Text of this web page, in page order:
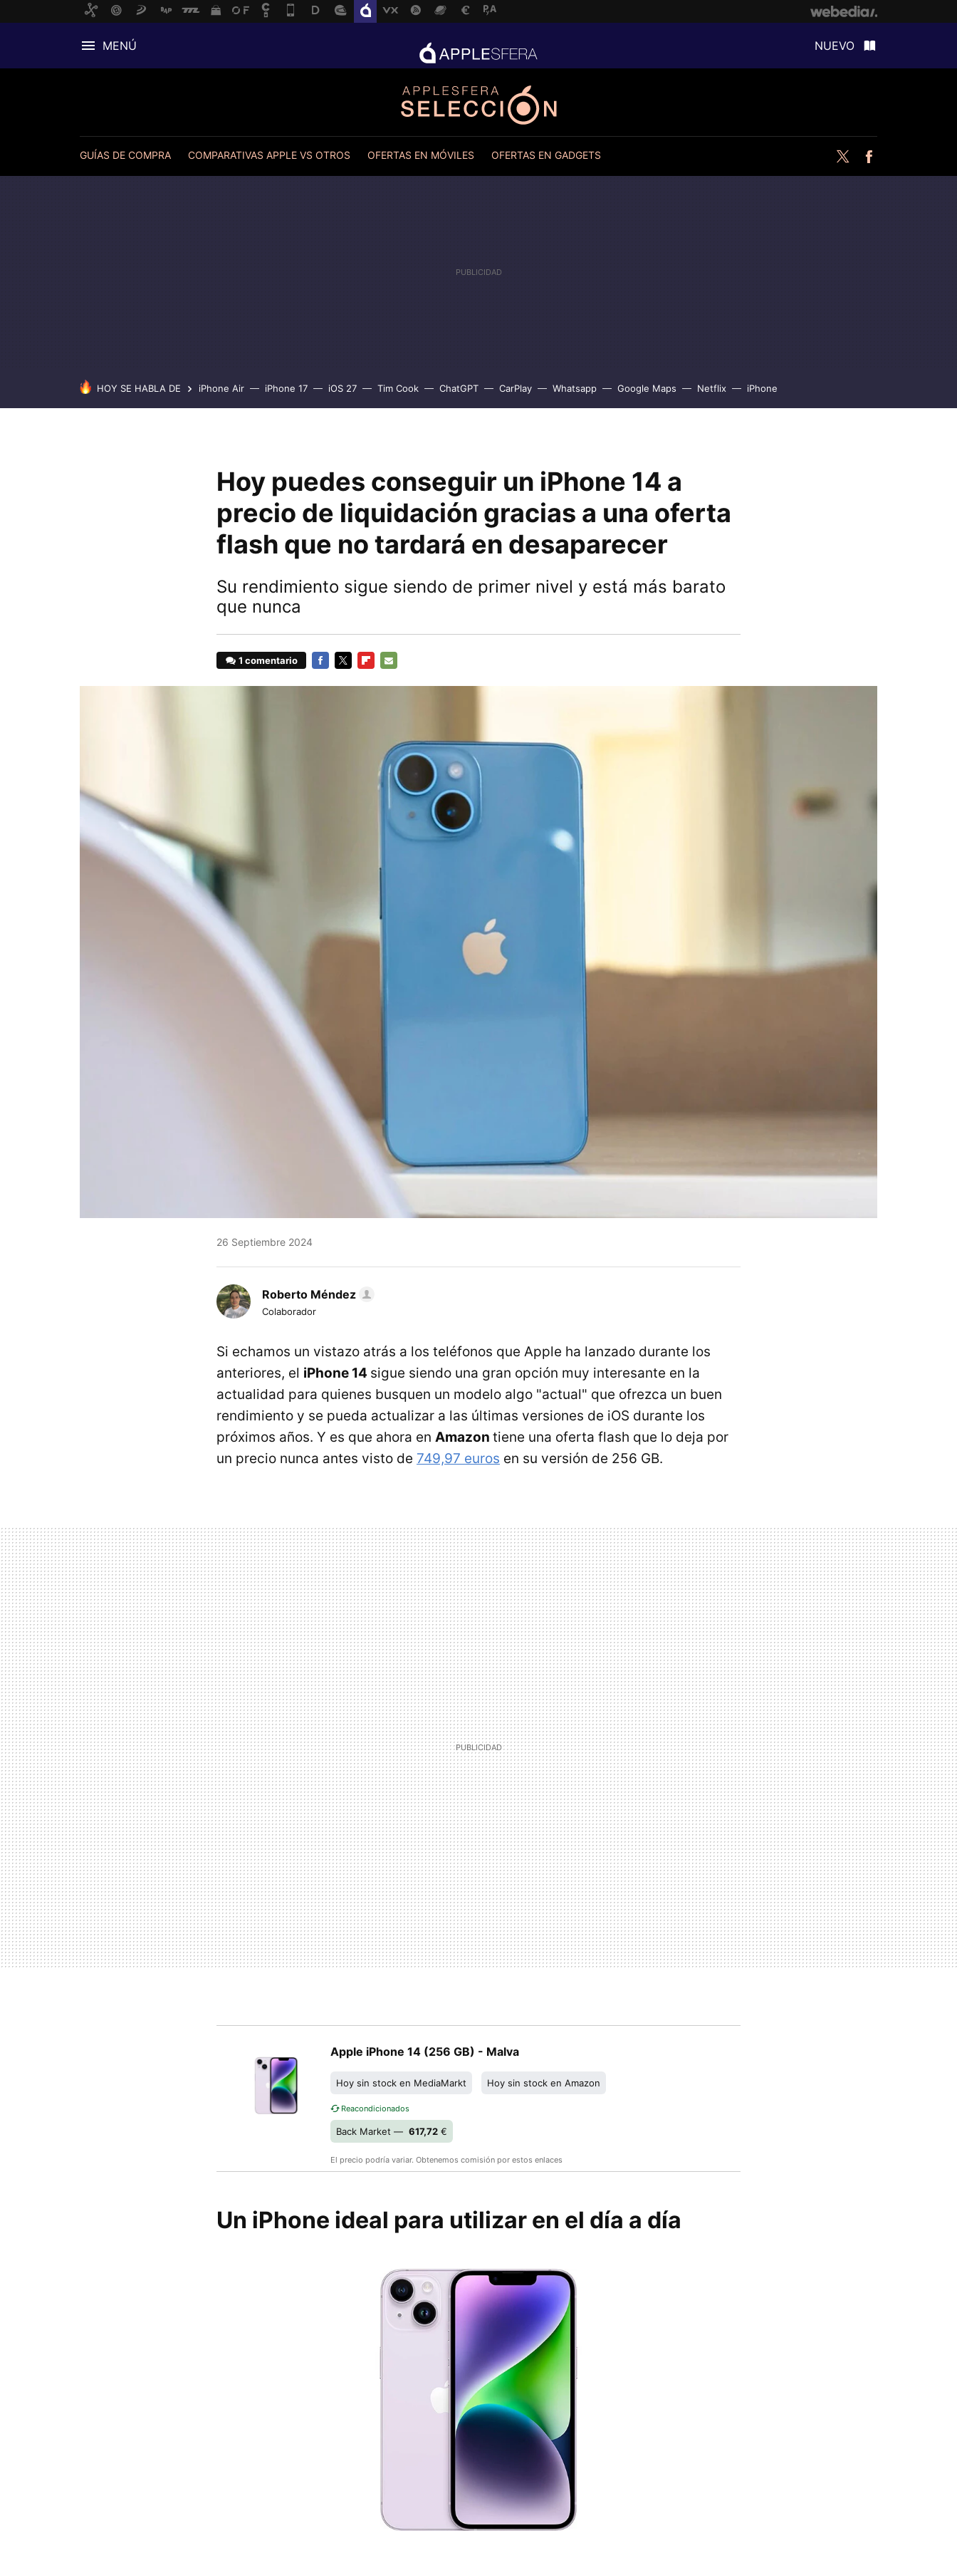
MENÚ NUEVO
GUÍAS DE COMPRA COMPARATIVAS APPLE VS OTROS OFERTAS EN MÓVILES OFERTAS EN GADGETS Twitter
HOY SE HABLA DE iPhone Air iPhone 17 iOS 27 Tim Cook ChatGPT CarPlay Whatsapp Google Maps Netflix iPhone
Hoy puedes conseguir un iPhone 14 a
precio de liquidación gracias a una oferta
flash que no tardará en desaparecer
Su rendimiento sigue siendo de primer nivel y está más barato
que nunca
1 comentario
26 Septiembre 2024
Roberto Méndez
Colaborador
Si echamos un vistazo atrás a los teléfonos que Apple ha lanzado durante los
anteriores, el iPhone 14 sigue siendo una gran opción muy interesante en la
actualidad para quienes busquen un modelo algo "actual" que ofrezca un buen
rendimiento y se pueda actualizar a las últimas versiones de iOS durante los
próximos años. Y es que ahora en Amazon tiene una oferta flash que lo deja por
un precio nunca antes visto de 749,97 euros en su versión de 256 GB.
Apple iPhone 14 (256 GB) - Malva
Hoy sin stock en MediaMarkt Hoy sin stock en Amazon
Reacondicionados
Back Market — 617,72 €
El precio podría variar. Obtenemos comisión por estos enlaces
Un iPhone ideal para utilizar en el día a día